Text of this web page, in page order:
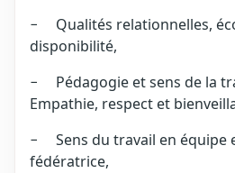
− Qualités relationnelles,
disponibilité,
− Pédagogie et sens de la
Empathie, respect et
− Sens du travail en équipe
fédératrice,